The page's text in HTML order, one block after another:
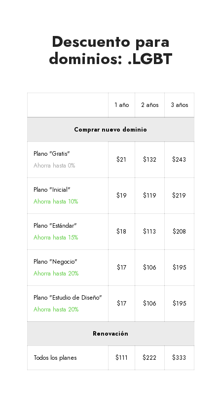
Descuento para
dominios: .LGBT
1 año 2 años 3 años
Comprar nuevo dominio
Plano "Gratis"
Ahorra hasta 0%
$21 $132 $243
Plano "Inicial"
Ahorra hasta 10%
$19 $119 $219
Plano "Estándar"
Ahorra hasta 15%
$18 $113 $208
Plano "Negocio"
Ahorra hasta 20%
$17 $106 $195
Plano "Estudio de Diseño"
Ahorra hasta 20%
$17 $106 $195
Renovación
Todos los planes $111 $222 $333